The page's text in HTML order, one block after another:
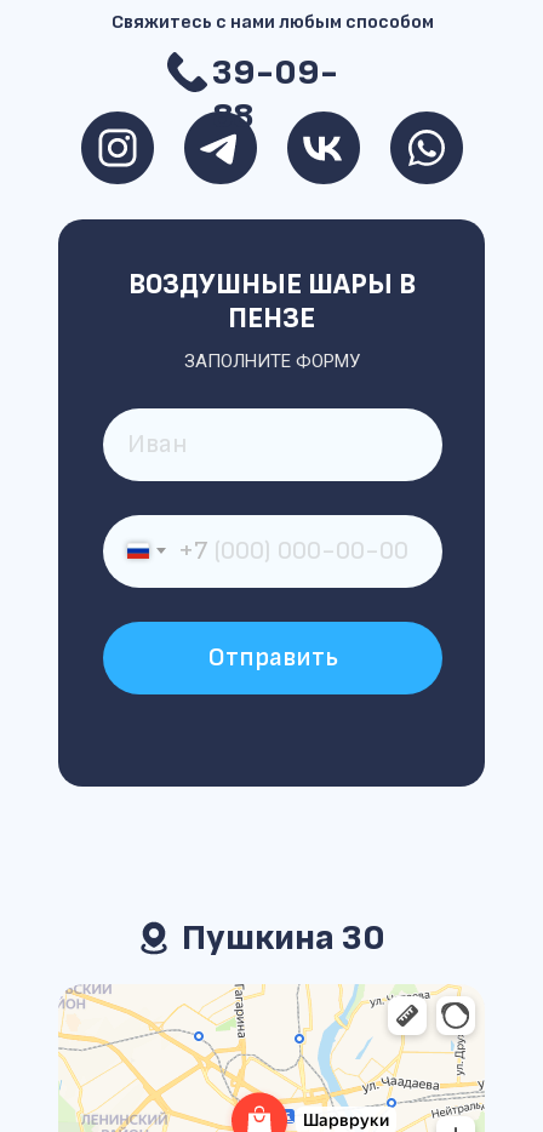
39-09-
88
Пушкина 30
ЗАПОЛНИТЕ ФОРМУ
ВОЗДУШНЫЕ ШАРЫ В
ПЕНЗЕ
+7
Отправить
Свяжитесь с нами любым способом